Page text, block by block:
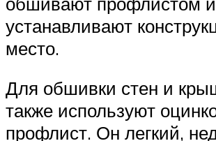
устанавливают
место.
Для обшивки стен и
также используют
профлист. Он легкий,